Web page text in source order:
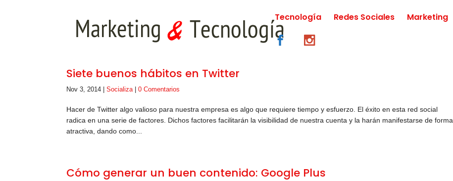
Tecnología Redes Sociales Marketing
Siete buenos hábitos en Twitter
Nov 3, 2014 |Socializa|0 Comentarios
Hacer de Twitter algo valioso para nuestra empresa es algo que requiere tiempo y esfuerzo. El éxito en esta red social
radica en una serie de factores. Dichos factores facilitarán la visibilidad de nuestra cuenta y la harán manifestarse de forma
atractiva, dando como...
Cómo generar un buen contenido: Google Plus